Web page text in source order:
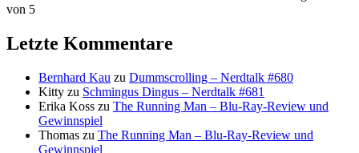
von 5
Letzte Kommentare
Bernhard Kau zu Dummscrolling – Nerdtalk #680
Kitty zu Schmingus Dingus – Nerdtalk #681
Erika Koss zu The Running Man – Blu-Ray-Review und
Gewinnspiel
Thomas zu The Running Man – Blu-Ray-Review und
Gewinnspiel